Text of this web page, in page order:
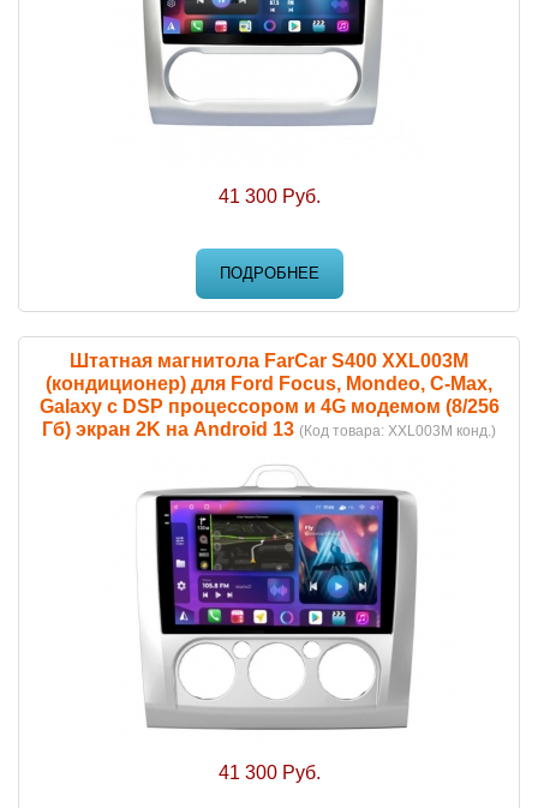
41 300 Руб.
ПОДРОБНЕЕ
Штатная магнитола FarCar S400 XXL003M
(кондиционер) для Ford Focus, Mondeo, C-Max,
Galaxy с DSP процессором и 4G модемом (8/256
Гб) экран 2K на Android 13 (Код товара: XXL003M конд.)
41 300 Руб.